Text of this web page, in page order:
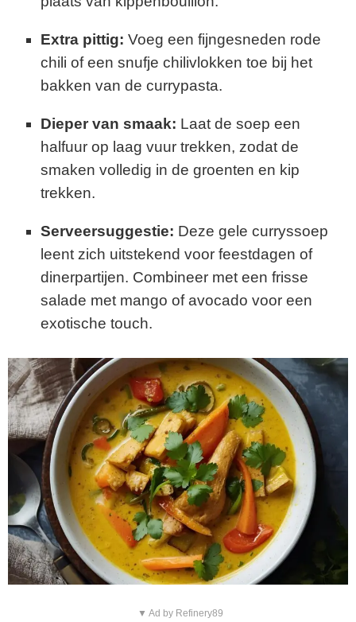
Extra pittig: Voeg een fijngesneden rode
chili of een snufje chilivlokken toe bij het
bakken van de currypasta.
Dieper van smaak: Laat de soep een
halfuur op laag vuur trekken, zodat de
smaken volledig in de groenten en kip
trekken.
Serveersuggestie: Deze gele curryssoep
leent zich uitstekend voor feestdagen of
dinerpartijen. Combineer met een frisse
salade met mango of avocado voor een
exotische touch.
▼ Ad by Refinery89